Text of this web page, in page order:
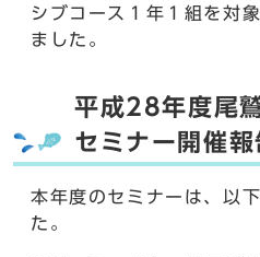
シブコース１年１組を対
ました。
平成28年度尾
セミナー開催報
本年度のセミナーは、以
た。